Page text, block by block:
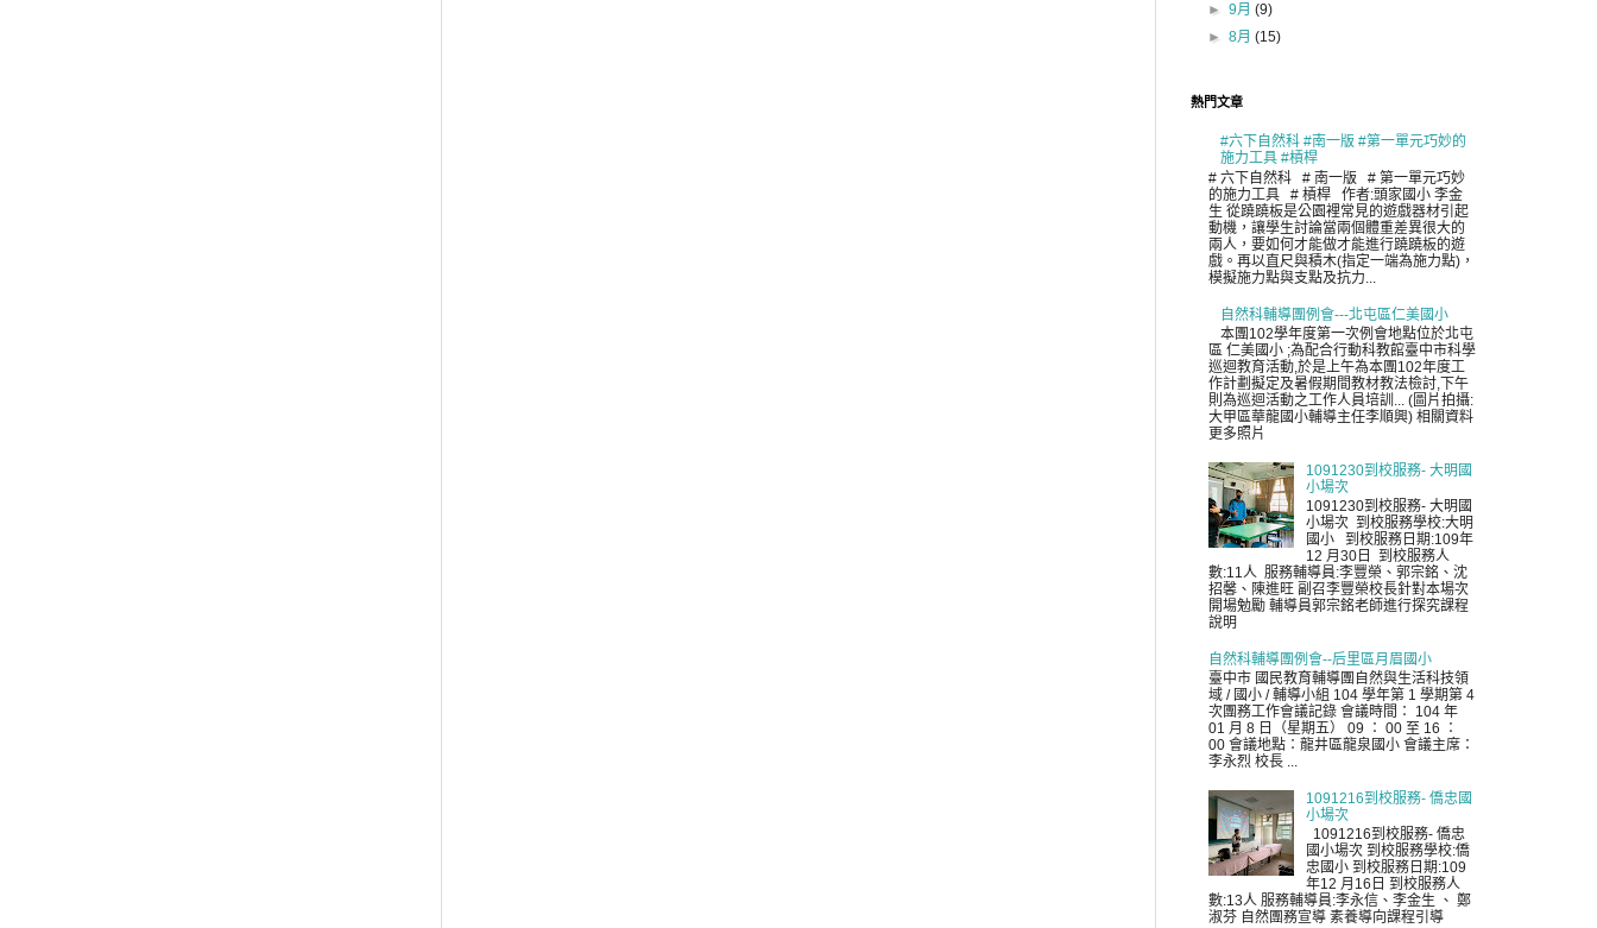
►9月(9)
►8月(15)
熱門文章
#六下自然科 #南一版 #第一單元巧妙的
施力工具 #槓桿
# 六下自然科 # 南一版 # 第一單元巧妙
的施力工具 # 槓桿 作者:頭家國小 李金
生 從蹺蹺板是公園裡常見的遊戲器材引起
動機，讓學生討論當兩個體重差異很大的
兩人，要如何才能做才能進行蹺蹺板的遊
戲。再以直尺與積木(指定一端為施力點)，
模擬施力點與支點及抗力...
自然科輔導團例會---北屯區仁美國小
本團102學年度第一次例會地點位於北屯
區 仁美國小 ;為配合行動科教館臺中市科學
巡迴教育活動,於是上午為本團102年度工
作計劃擬定及暑假期間教材教法檢討,下午
則為巡迴活動之工作人員培訓... (圖片拍攝:
大甲區華龍國小輔導主任李順興) 相關資料
更多照片
1091230到校服務- 大明國
小場次
1091230到校服務- 大明國
小場次 到校服務學校:大明
國小 到校服務日期:109年
12 月30日 到校服務人
數:11人 服務輔導員:李豐榮、郭宗銘、沈
招馨、陳進旺 副召李豐榮校長針對本場次
開場勉勵 輔導員郭宗銘老師進行探究課程
說明
自然科輔導團例會--后里區月眉國小
臺中市 國民教育輔導團自然與生活科技領
域 / 國小 / 輔導小組 104 學年第 1 學期第 4
次團務工作會議記錄 會議時間： 104 年
01 月 8 日（星期五） 09 ： 00 至 16 ：
00 會議地點：龍井區龍泉國小 會議主席：
李永烈 校長 ...
1091216到校服務- 僑忠國
小場次
1091216到校服務- 僑忠
國小場次 到校服務學校:僑
忠國小 到校服務日期:109
年12 月16日 到校服務人
數:13人 服務輔導員:李永信、李金生 、 鄭
淑芬 自然團務宣導 素養導向課程引導